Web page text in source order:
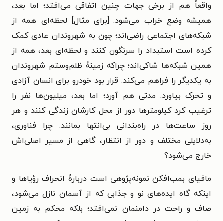
واقعاً هم از برخی جهات چنین اتفاقی می‌افتد؛ اما بعد،
همیشه وضع خراب می‌شود. [برای مثال] لحظه‌ای همه از
شبکه‌های اجتماعی راضی‌اند؛ چون به شهروندان عادی کمک
کرده است استبداد را سرنگون کنند و لحظه‌ای بعد، همه از
همین شبکه‌ها شاکی‌اند؛ چراکه زمینۀ ظلم‌وستم شهروندان
به یکدیگر را فراهم می‌کند. قرار بود خودرو برای انسان آزادی
و تحرک بیاورد. مدتی هم آورد؛ اما بعد، میلیون‌ها نفر را
ترغیب کرد کیلومترها دور از محل کارشان زندگی کنند و هر
روز ساعت‌ها در راه‌بندانی بی‌انتها بمانند. چرا فناوری،
به‌دلایلی مختلف و دور از انتظار، گاهی از مسیر اصلی‌اش
خارج می‌شود؟
مافیای بمب‌افکن نمونه‌پژوهی است دربارۀ انحراف رؤیاها و
اینکه گاه ایده‌های نو و جذابی که از آسمان نازل می‌شود،
صاف و راحت در دامنمان نمی‌افتد؛ بلکه محکم به زمین